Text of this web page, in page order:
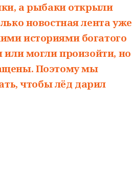
а рыбаки открыли
новостная лента уже
историями богатого
могли произойти, но
Поэтому мы
чтобы лёд дарил